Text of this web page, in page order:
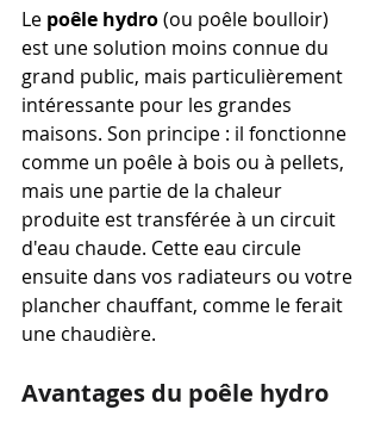
Le poêle hydro (ou poêle boulloir)
est une solution moins connue du
grand public, mais particulièrement
intéressante pour les grandes
maisons. Son principe : il fonctionne
comme un poêle à bois ou à pellets,
mais une partie de la chaleur
produite est transférée à un circuit
d'eau chaude. Cette eau circule
ensuite dans vos radiateurs ou votre
plancher chauffant, comme le ferait
une chaudière.
Avantages du poêle hydro